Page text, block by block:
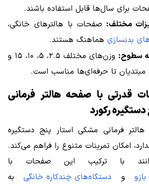
برای سال‌ها قابل استفاده باشند.
مختلف: صفحات با هالترهای خانگی،
بدنسازی هماهنگ هستند.
سطوح:
وزن‌های مختلف ۲.۵، ۵، ۱۰، ۱۵ و
قدرتی با صفحه هالتر فرمانی
رکورد
فرمانی مشکی استار پنج دستگیره
امکان تمرینات متنوع را فراهم می‌کند.
با ترکیب این صفحات با
و دستگاه‌های چندکاره خانگیبه